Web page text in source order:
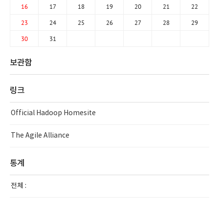
16 17 18 19 20 21 22
23 24 25 26 27 28 29
30 31
보관함
링크
Official Hadoop Homesite
The Agile Alliance
통계
전체 :